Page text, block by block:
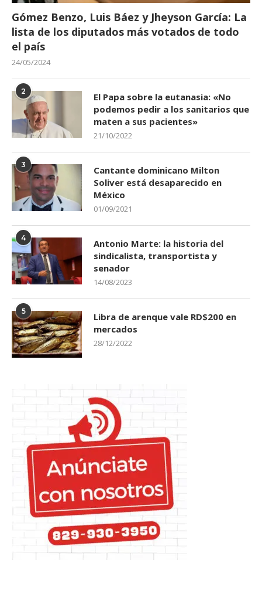
Gómez Benzo, Luis Báez y Jheyson García: La
lista de los diputados más votados de todo
el país
24/05/2024
2
El Papa sobre la eutanasia: «No
podemos pedir a los sanitarios que
maten a sus pacientes»
21/10/2022
3
Cantante dominicano Milton
Soliver está desaparecido en
México
01/09/2021
4
Antonio Marte: la historia del
sindicalista, transportista y
senador
14/08/2023
5
Libra de arenque vale RD$200 en
mercados
28/12/2022